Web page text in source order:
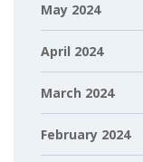
May 2024
April 2024
March 2024
February 2024